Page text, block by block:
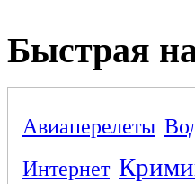
Быстрая
Авиаперелеты
Интернет